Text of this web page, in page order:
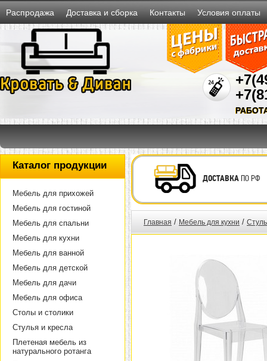
Распродажа Доставка и сборка Контакты Условия оплаты
Каталог продукции
Мебель для прихожей
Мебель для гостиной
Мебель для спальни
Мебель для кухни
Мебель для ванной
Мебель для детской
Мебель для дачи
Мебель для офиса
Столы и столики
Стулья и кресла
Плетеная мебель из
натурального ротанга
ДОСТАВКАПО РФ
Главная / Мебель для кухни /